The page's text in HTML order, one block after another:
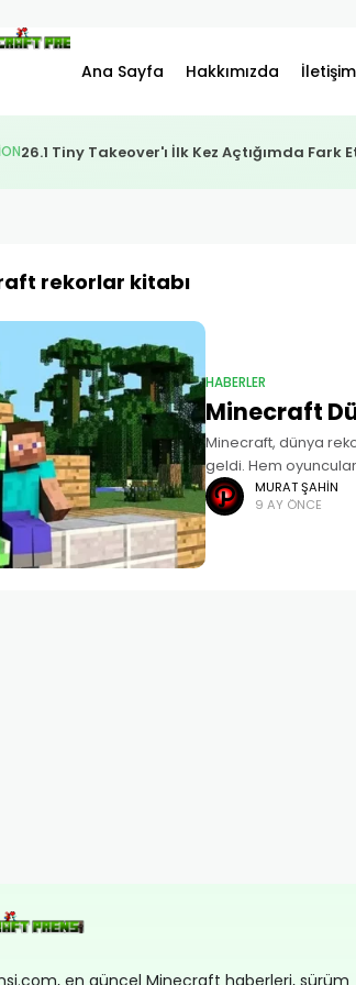
Ana Sayfa Hakkımızda İletişim
26.1 Tiny Takeover'ı İlk Kez Açtığımda
rekorlar kitabı
HABERLER
Minecraft
Minecraft, dünya
geldi. Hem
kırdığı rekorlar
MURAT ŞAHIN
9 AY ÖNCE
en güncel Minecraft haberleri, sürüm